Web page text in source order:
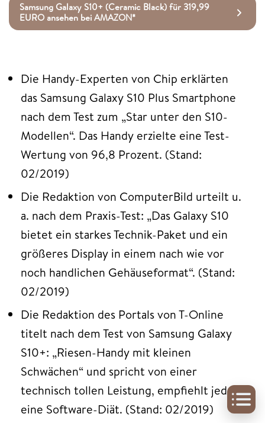
Samsung Galaxy S10+ (Ceramic Black) für 319,99
EURO ansehen bei AMAZON*
Die Handy-Experten von Chip erklärten
das Samsung Galaxy S10 Plus Smartphone
nach dem Test zum „Star unter den S10-
Modellen“. Das Handy erzielte eine Test-
Wertung von 96,8 Prozent. (Stand:
02/2019)
Die Redaktion von ComputerBild urteilt u.
a. nach dem Praxis-Test: „Das Galaxy S10
bietet ein starkes Technik-Paket und ein
größeres Display in einem nach wie vor
noch handlichen Gehäuseformat“. (Stand:
02/2019)
Die Redaktion des Portals von T-Online
titelt nach dem Test von Samsung Galaxy
S10+: „Riesen-Handy mit kleinen
Schwächen“ und spricht von einer
technisch tollen Leistung, empfiehlt jedoch
eine Software-Diät. (Stand: 02/2019)